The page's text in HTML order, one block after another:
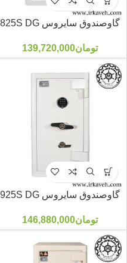
گاوصندوق سایروس 825S DG
تومان139,720,000
گاوصندوق سایروس 925S DG
تومان146,880,000